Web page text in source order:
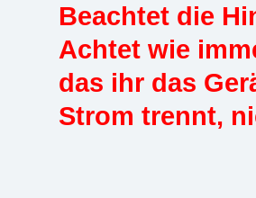
Beachtet die
Achtet wie
das ihr das
Strom trennt,